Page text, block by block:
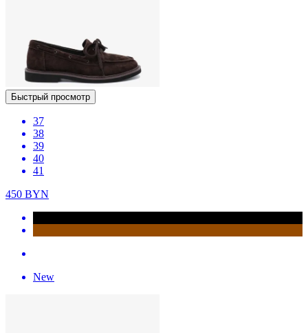
Быстрый просмотр
37
38
39
40
41
450 BYN
New